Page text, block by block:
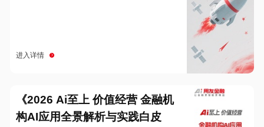
进入详情
《2026 Ai至上 价值经营 金融机
构AI应用全景解析与实践白皮